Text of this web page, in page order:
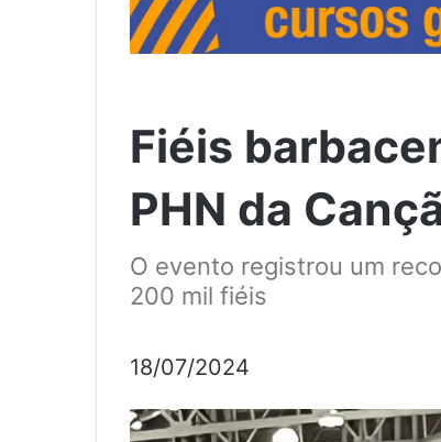
Fiéis
PHN da
O evento registrou um
200 mil fiéis
18/07/2024